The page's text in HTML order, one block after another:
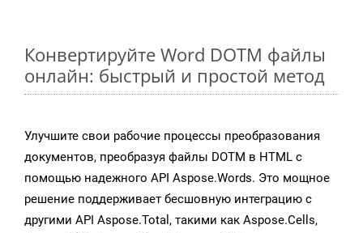
Конвертируйте Word DOTM файлы
онлайн: быстрый и простой метод
Улучшите свои рабочие процессы преобразования
документов, преобразуя файлы DOTM в HTML с
помощью надежного API Aspose.Words. Это мощное
решение поддерживает бесшовную интеграцию с
другими API Aspose.Total, такими как Aspose.Cells,